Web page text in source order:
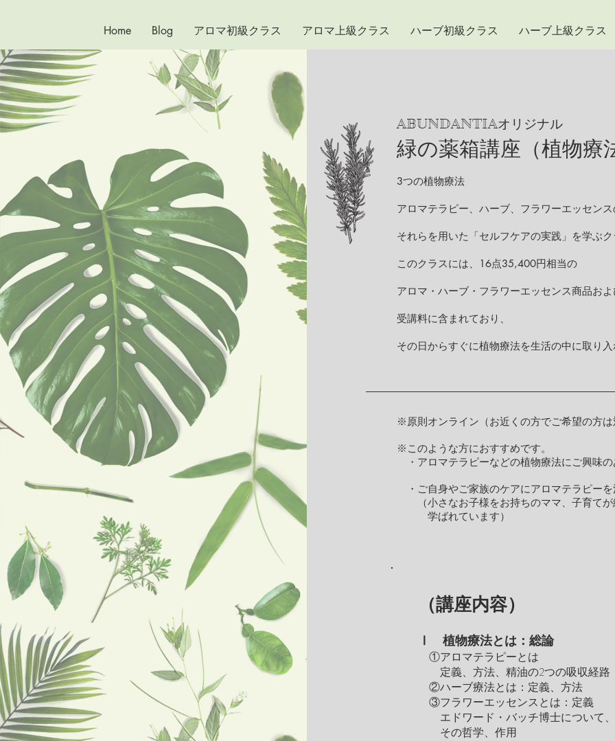
Home Blog アロマ初級クラス アロマ上級クラス ハーブ初級クラス ハーブ上級クラス
ABUNDANTIAオリジナル
緑の薬箱講座（植物療
3つの植物療法
アロマテラピー、ハーブ、フラワーエッセンス
それらを用いた「セルフケアの実践」を学ぶク
このクラスには、16点35,400円相当の
アロマ・ハーブ・フラワーエッセンス商品お
受講料に含まれており、
その日からすぐに植物療法を生活の中に取り入
※原則オンライン（お近くの方でご希望の方は
※このような方におすすめです。
・アロマテラピーなどの植物療法にご興味
・ご自身やご家族のケアにアロマテラピー
（小さなお子様をお持ちのママ、子育てが
学ばれています）
（講座内容）
Ⅰ 植物療法とは：総論
①アロマテラピーとは
定義、方法、精油の2つの吸収経路
②ハーブ療法とは：定義、方法
③フラワーエッセンスとは：定義
エドワード・バッチ博士について、
その哲学、作用